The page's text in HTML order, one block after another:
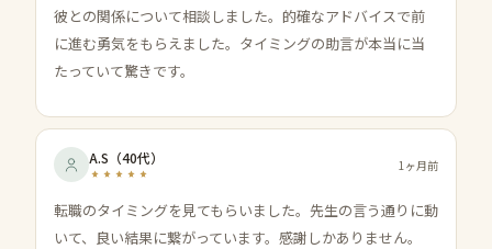
彼との関係について相談しました。的確なアドバイスで前
に進む勇気をもらえました。タイミングの助言が本当に当
たっていて驚きです。
A.S （40代） 1ヶ月前
転職のタイミングを見てもらいました。先生の言う通りに動
いて、良い結果に繋がっています。感謝しかありません。